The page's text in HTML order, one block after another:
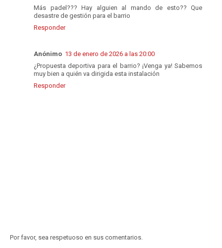
Más padel??? Hay alguien al mando de esto?? Que
desastre de gestión para el barrio
Responder
Anónimo 13 de enero de 2026 a las 20:00
¿Propuesta deportiva para el barrio? ¡Venga ya! Sabemos
muy bien a quién va dirigida esta instalación
Responder
Por favor, sea respetuoso en sus comentarios.